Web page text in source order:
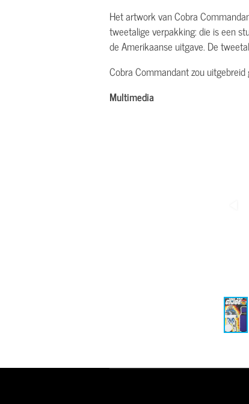
Het artwork van Cobra
tweetalige verpakking: die is een
de Amerikaanse uitgave. De
Cobra Commandant zou
Multimedia